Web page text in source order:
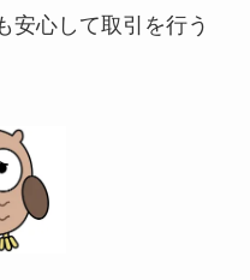
安心して取引を行う